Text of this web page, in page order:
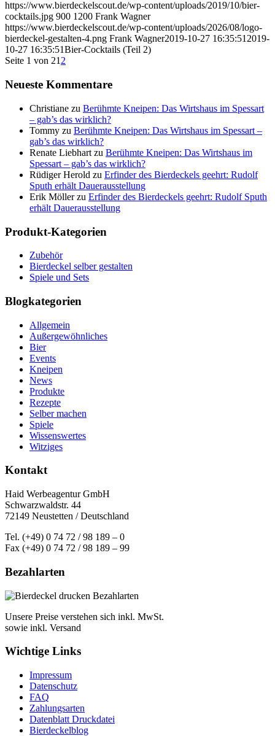
https://www.bierdeckelscout.de/wp-content/uploads/2019/10/bier-
cocktails.jpg 900 1200 Frank Wagner
https://www.bierdeckelscout.de/wp-content/uploads/2026/08/logo-
bierdeckel-gestalten-4.png Frank Wagner2019-10-27 16:35:51 2019-
10-27 16:35:51Bier-Cocktails (Teil 2)
Seite 1 von 21 2
Neueste Kommentare
Christiane zu Berühmte Kneipen: Das Wirtshaus im Spessart
– gab’s das wirklich?
Tommy zu Berühmte Kneipen: Das Wirtshaus im Spessart –
gab’s das wirklich?
Renate Liebhart zu Berühmte Kneipen: Das Wirtshaus im
Spessart – gab’s das wirklich?
Rüdiger Herold zu Erfinder des Bierdeckels geehrt: Rudolf
Sputh erhält Dauerausstellung
Erik Möllerzu Erfinder des Bierdeckels geehrt: Rudolf Sputh
erhält Dauerausstellung
Produkt-Kategorien
Zubehör
Bierdeckel selber gestalten
Spiele und Sets
Blogkategorien
Allgemein
Außergewöhnliches
Bier
Events
Kneipen
News
Produkte
Rezepte
Selber machen
Spiele
Wissenswertes
Witziges
Kontakt
Haid Werbeagentur GmbH
Schwarzwaldstr. 44
72149 Neustetten / Deutschland
Tel. (+49) 0 74 72 / 98 189 – 0
Fax (+49) 0 74 72 / 98 189 – 99
Bezahlarten
Unsere Preise verstehen sich inkl. MwSt.
sowie inkl. Versand
Wichtige Links
Impressum
Datenschutz
FAQ
Zahlungsarten
Datenblatt Druckdatei
Bierdeckelblog